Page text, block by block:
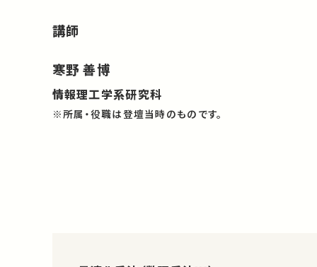
講師
寒野 善博
情報理工学系研究科
※所属・役職は登壇当時のものです。